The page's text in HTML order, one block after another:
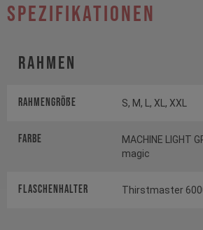
Spezifikationen
Rahmen
Rahmengröße S, M, L, XL, XXL
Farbe
MACHINE LIGHT
magic
FLASCHENHALTER Thirstmaster